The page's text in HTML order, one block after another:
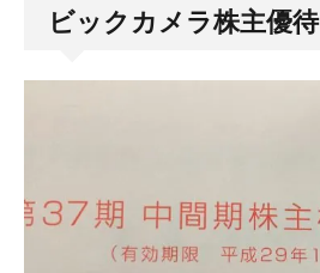
ビックカメラ株主優待